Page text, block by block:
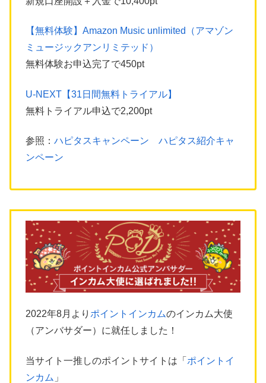
【無料体験】Amazon Music unlimited（アマゾン
ミュージックアンリミテッド）
無料体験お申込完了で450pt
U-NEXT【31日間無料トライアル】
無料トライアル申込で2,200pt
参照： ハピタスキャンペーン ハピタス紹介キャ
ンペーン
2022年8月より ポイントインカムのインカム大使
（アンバサダー）に就任しました！
当サイト一推しのポイントサイトは「 ポイントイ
ンカム 」